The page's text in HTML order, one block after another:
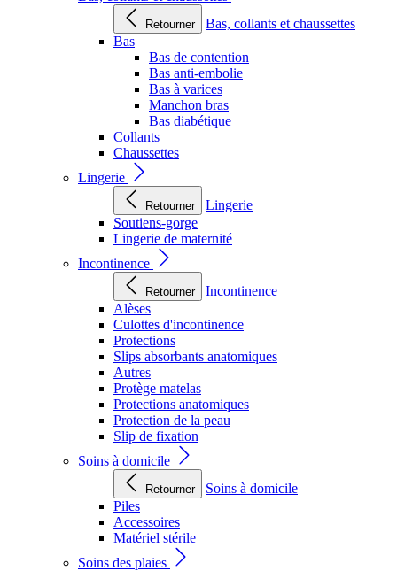
Retourner
Bas, collants et chaussettes
Bas
Bas de contention
Bas anti-embolie
Bas à varices
Manchon bras
Bas diabétique
Collants
Chaussettes
Lingerie
Retourner
Lingerie
Soutiens-gorge
Lingerie de maternité
Incontinence
Retourner
Incontinence
Alèses
Culottes d'incontinence
Protections
Slips absorbants anatomiques
Autres
Protège matelas
Protections anatomiques
Protection de la peau
Slip de fixation
Soins à domicile
Retourner
Soins à domicile
Piles
Accessoires
Matériel stérile
Soins des plaies